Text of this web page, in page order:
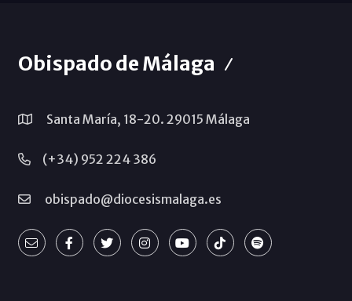
Obispado de Málaga
Santa María, 18-20. 29015 Málaga
(+34) 952 224 386
obispado@diocesismalaga.es